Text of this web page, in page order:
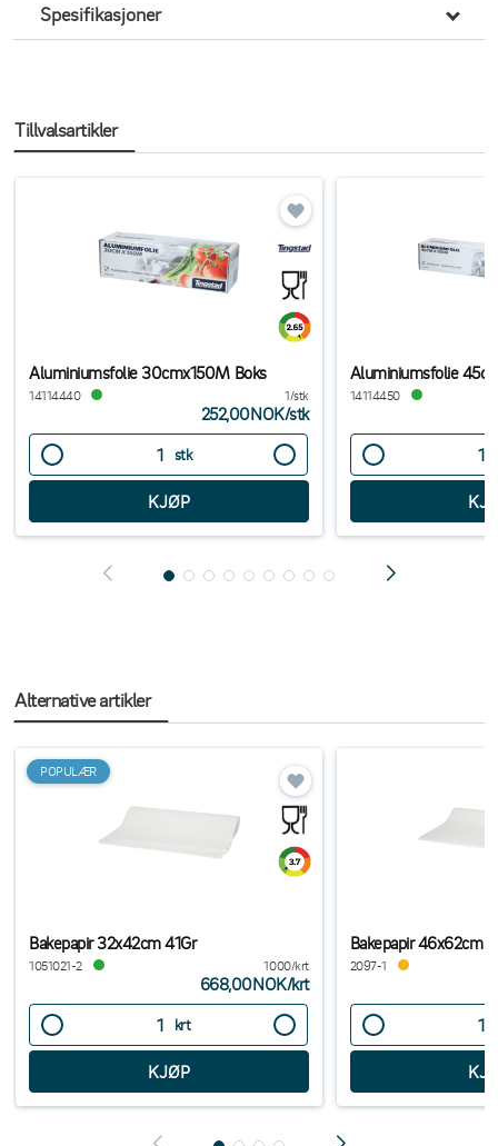
Spesifikasjoner
Tillvalsartikler
Aluminiumsfolie 30cmx150M Boks
14114440 1/stk
252,00NOK/stk
stk
Aluminiumsfolie
14114450
Alternative artikler
POPULÆR
Bakepapir 32x42cm 41Gr
1051021-2 1000/krt
668,00NOK/krt
krt
Bakepapir 46x62cm
2097-1